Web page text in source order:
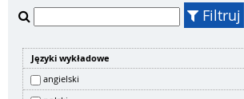
Filtruj
Języki wykładowe
angielski